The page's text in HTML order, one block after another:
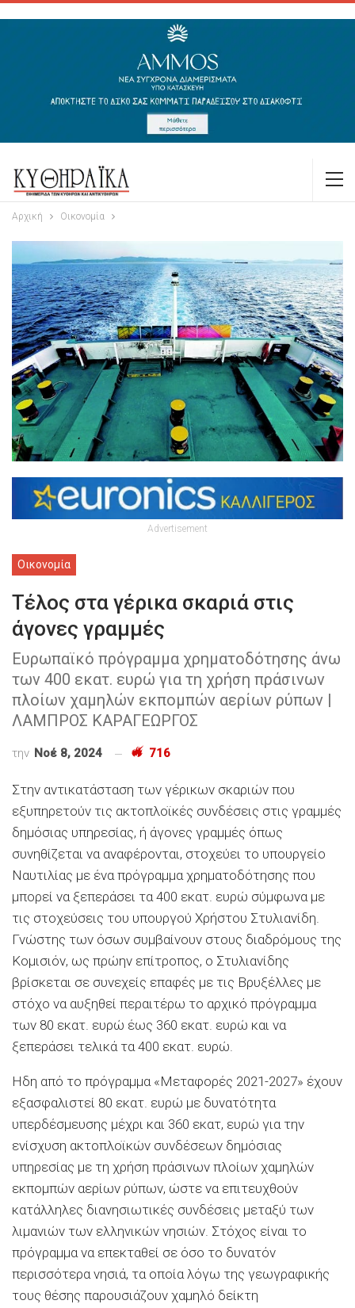
Αρχική Οικονομία
Advertisement
Οικονομία
Τέλος στα γέρικα σκαριά στις
άγονες γραμμές
Ευρωπαϊκό πρόγραμμα χρηματοδότησης άνω
των 400 εκατ. ευρώ για τη χρήση πράσινων
πλοίων χαμηλών εκπομπών αερίων ρύπων |
ΛΑΜΠΡΟΣ ΚΑΡΑΓΕΩΡΓΟΣ
την Νοέ 8, 2024 716
Στην αντικατάσταση των γέρικων σκαριών που
εξυπηρετούν τις ακτοπλοϊκές συνδέσεις στις γραμμές
δημόσιας υπηρεσίας, ή άγονες γραμμές όπως
συνηθίζεται να αναφέρονται, στοχεύει το υπουργείο
Ναυτιλίας με ένα πρόγραμμα χρηματοδότησης που
μπορεί να ξεπεράσει τα 400 εκατ. ευρώ σύμφωνα με
τις στοχεύσεις του υπουργού Χρήστου Στυλιανίδη.
Γνώστης των όσων συμβαίνουν στους διαδρόμους της
Κομισιόν, ως πρώην επίτροπος, ο Στυλιανίδης
βρίσκεται σε συνεχείς επαφές με τις Βρυξέλλες με
στόχο να αυξηθεί περαιτέρω το αρχικό πρόγραμμα
των 80 εκατ. ευρώ έως 360 εκατ. ευρώ και να
ξεπεράσει τελικά τα 400 εκατ. ευρώ.
Ηδη από το πρόγραμμα «Μεταφορές 2021-2027» έχουν
εξασφαλιστεί 80 εκατ. ευρώ με δυνατότητα
υπερδέσμευσης μέχρι και 360 εκατ, ευρώ για την
ενίσχυση ακτοπλοϊκών συνδέσεων δημόσιας
υπηρεσίας με τη χρήση πράσινων πλοίων χαμηλών
εκπομπών αερίων ρύπων, ώστε να επιτευχθούν
κατάλληλες διανησιωτικές συνδέσεις μεταξύ των
λιμανιών των ελληνικών νησιών. Στόχος είναι το
πρόγραμμα να επεκταθεί σε όσο το δυνατόν
περισσότερα νησιά, τα οποία λόγω της γεωγραφικής
τους θέσης παρουσιάζουν χαμηλό δείκτη